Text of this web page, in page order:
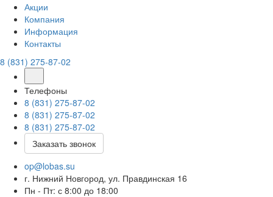
Акции
Компания
Информация
Контакты
8 (831) 275-87-02
Телефоны
8 (831) 275-87-02
8 (831) 275-87-02
8 (831) 275-87-02
Заказать звонок
op@lobas.su
г. Нижний Новгород, ул. Правдинская 16
Пн - Пт: с 8:00 до 18:00